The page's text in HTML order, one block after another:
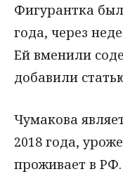
Фигурантка
года, через
Ей вменили
добавили
Чумакова
2018 года,
проживает в